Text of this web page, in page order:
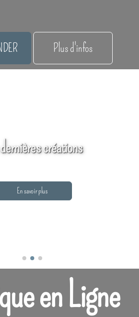
Plus d'infos
partenaires
En savoir plus
en Ligne